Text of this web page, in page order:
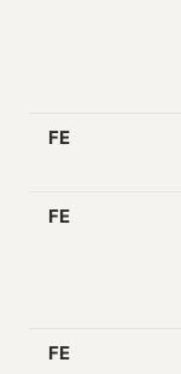
FE
FE
FE